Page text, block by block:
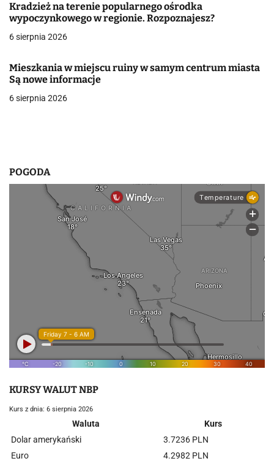
w
p
i
s
Kradzież na terenie popularnego ośrodka
wypoczynkowego w regionie. Rozpoznajesz?
6 sierpnia 2026
Mieszkania w miejscu ruiny w samym centrum miasta
Są nowe informacje
6 sierpnia 2026
POGODA
KURSY WALUT NBP
Kurs z dnia: 6 sierpnia 2026
Waluta
Kurs
Dolar amerykański
3.7236 PLN
Euro
4.2982 PLN